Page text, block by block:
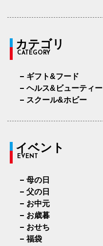
カテゴリ
CATEGORY
ギフト&フード
ヘルス&ビューティー
スクール&ホビー
イベント
EVENT
母の日
父の日
お中元
お歳暮
おせち
福袋